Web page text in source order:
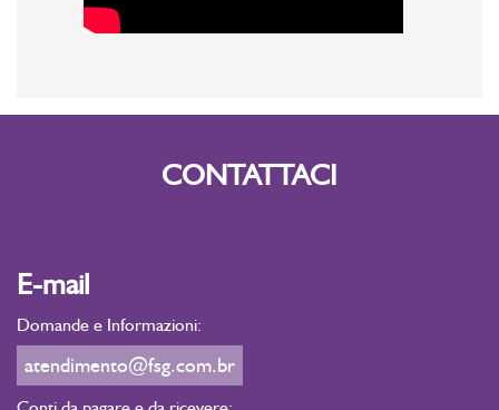
CONTATTACI
E-mail
Domande e Informazioni:
atendimento@fsg.com.br